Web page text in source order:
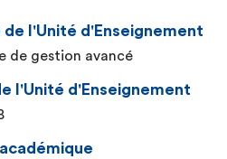
de l'Unité d'Enseignement
de gestion avancé
l'Unité d'Enseignement